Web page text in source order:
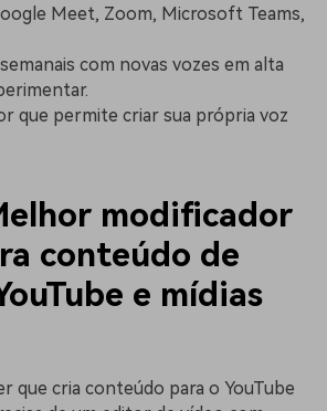
Meet, Zoom, Microsoft Teams,
com novas vozes em alta
que permite criar sua própria voz
modificador
conteúdo de
e mídias
que cria conteúdo para o YouTube